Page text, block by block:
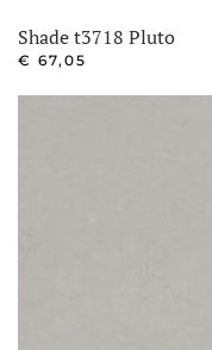
Shade t3718 Pluto
€ 67,05